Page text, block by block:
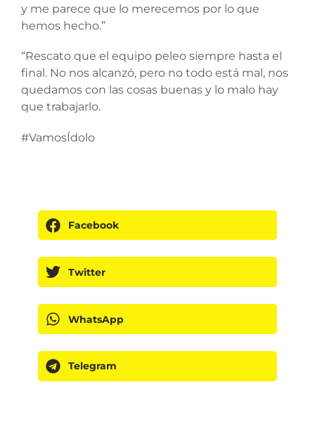
y me parece que lo merecemos por lo que
hemos hecho.”
“Rescato que el equipo peleo siempre hasta el
final. No nos alcanzó, pero no todo está mal, nos
quedamos con las cosas buenas y lo malo hay
que trabajarlo.
#VamosÍdolo
Facebook
Twitter
WhatsApp
Telegram